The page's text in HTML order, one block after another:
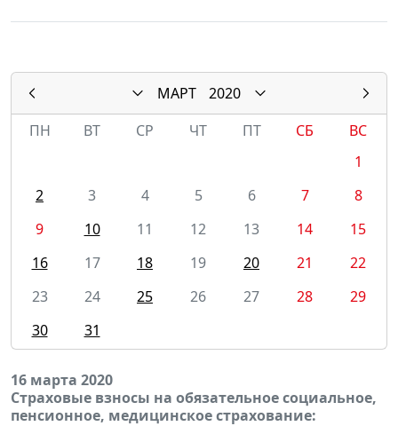
МАРТ
2020
ПН
ВТ СР ЧТ ПТ СБ
ВС
1
2
3 4 5 6 7
8
9
10 11 12 13 14
15
16
17 18 19 20 21
22
23
24 25 26 27 28
29
30
31
16 марта 2020
Страховые взносы на обязательное социальное,
пенсионное, медицинское страхование: